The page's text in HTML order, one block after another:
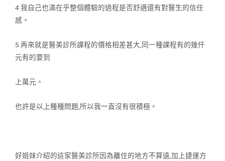
4.我自己也滿在乎整個體驗的過程是否舒適還有對醫生的信任
感。
5.再來就是醫美診所課程的價格相差甚大,同一種課程有的幾仟
元有的要到
上萬元。
也許是以上種種問題,所以我一直沒有很積極。
好姐妹介紹的這家醫美診所因為離住的地方不算遠,加上捷運方